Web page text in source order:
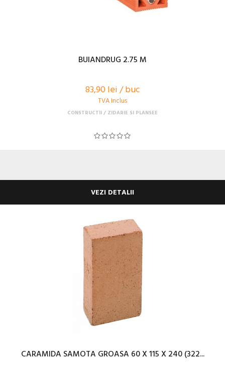
BUIANDRUG 2.75 M
83,90 lei / buc
TVA Inclus
CONSTRUCTII ZIDARIE SI PLANSEE
VEZI DETALII
CARAMIDA SAMOTA GROASA 60 X 115 X 240 (322...